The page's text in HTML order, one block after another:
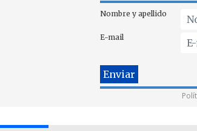
Nombre y apellido
E-mail